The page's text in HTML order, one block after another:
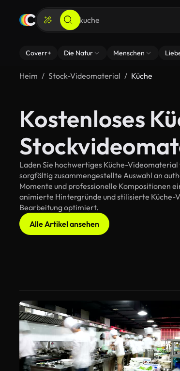
Coverr+ Die Natur Menschen
Heim Stock-Videomaterial Küche
Kostenloses
Laden Sie hochwertiges Küche-
sorgfältig zusammengestellte Auswahl an
Momente und professionelle Kompositionen
animierte Hintergründe und stilisierte Küche-
Bearbeitung optimiert.
Alle Artikel ansehen